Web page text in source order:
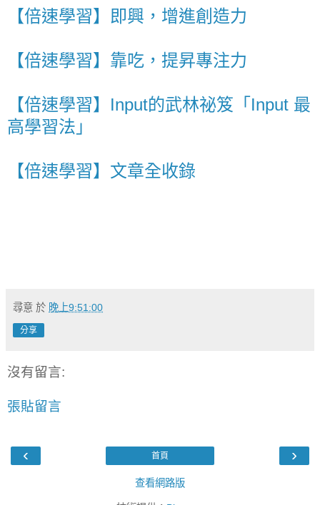
【倍速學習】即興，增進創造力
【倍速學習】靠吃，提昇專注力
【倍速學習】Input的武林祕笈「Input 最
高學習法」
【倍速學習】文章全收錄
尋意 於 晚上9:51:00
分享
沒有留言:
張貼留言
‹ ›
首頁
查看網路版